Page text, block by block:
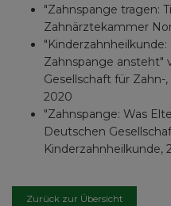
Zurück zur Übersicht
"Zahnspange tragen:
Zahnärztekammer
Zahnspange ansteht"
Gesellschaft für
2020
"Zahnspange: Was
Deutschen
Kinderzahnheilkunde,